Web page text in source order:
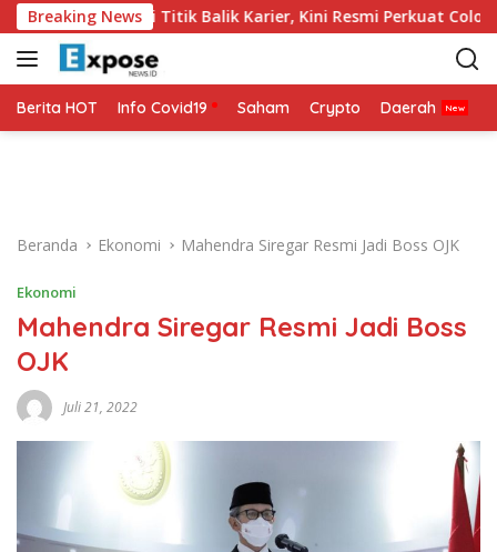
a
g
u
Breaking News
2026 Jadi Titik Balik Karier, Kini Resmi Perkuat Colo-Colo
Berita HOT Info Covid19 Saham Crypto Daerah
Beranda Ekonomi Mahendra Siregar Resmi Jadi Boss OJK
Ekonomi
Mahendra Siregar Resmi Jadi Boss
OJK
Juli 21, 2022